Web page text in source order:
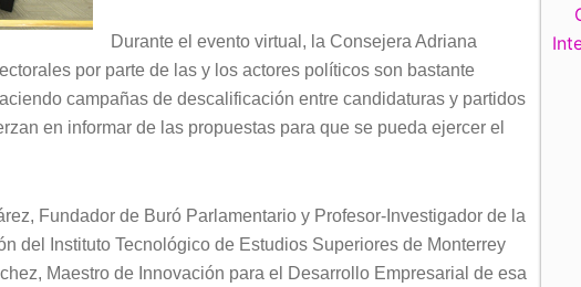
Durante el evento virtual, la Consejera Adriana
por parte de las y los actores políticos son bastante
campañas de descalificación entre candidaturas y partidos
en informar de las propuestas para que se pueda ejercer el
Fundador de Buró Parlamentario y Profesor-Investigador de la
del Instituto Tecnológico de Estudios Superiores de Monterrey
Maestro de Innovación para el Desarrollo Empresarial de esa